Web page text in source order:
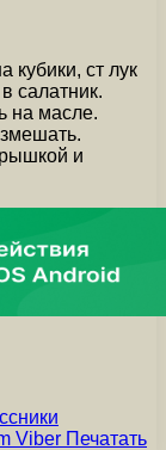
ст лук
салатник.
на масле.
и
Viber Печатать